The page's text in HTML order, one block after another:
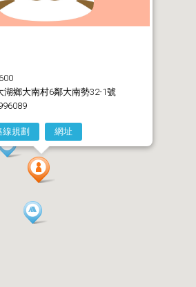
湖鄉大南村6鄰大南勢32-1號
線規劃 網址